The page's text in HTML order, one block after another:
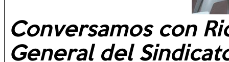
Conversamos con
General del